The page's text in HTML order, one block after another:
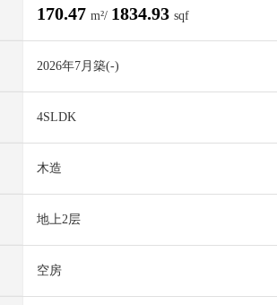
170.47 m²/ 1834.93 sqf
2026年7月築(-)
4SLDK
木造
地上2层
空房